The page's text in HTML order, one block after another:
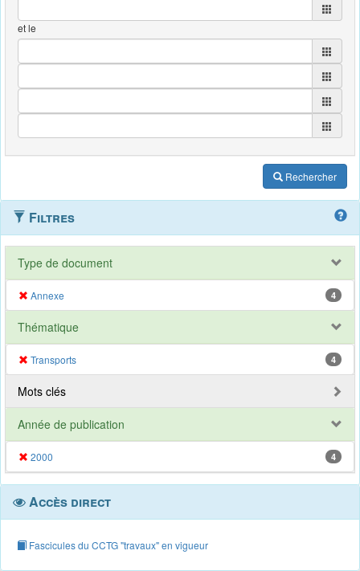
et le
Rechercher
Filtres
Type de document
Annexe 4
Thématique
Transports 4
Mots clés
Année de publication
2000 4
Accès direct
Fascicules du CCTG "travaux" en vigueur